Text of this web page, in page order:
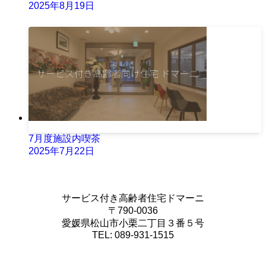
2025年8月19日
7月度施設内喫茶
2025年7月22日
サービス付き高齢者住宅ドマーニ
〒790-0036
愛媛県松山市小栗二丁目３番５号
TEL: 089-931-1515